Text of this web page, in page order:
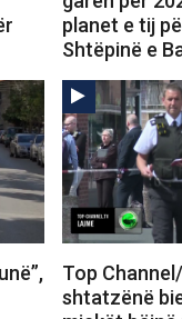
planet e tij
Shtëpinë e
Top
shtatzënë